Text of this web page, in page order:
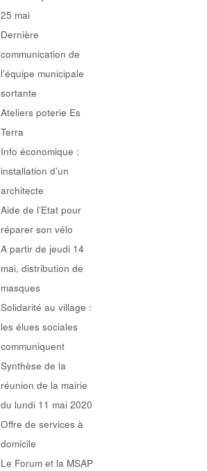
25 mai
Dernière
communication de
l’équipe municipale
sortante
Ateliers poterie Es
Terra
Info économique :
installation d’un
architecte
Aide de l’Etat pour
réparer son vélo
A partir de jeudi 14
mai, distribution de
masques
Solidarité au village :
les élues sociales
communiquent
Synthèse de la
réunion de la mairie
du lundi 11 mai 2020
Offre de services à
domicile
Le Forum et la MSAP